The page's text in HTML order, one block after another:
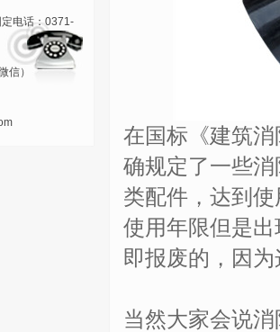
电话：0371-
信）
在国标《建筑
确规定了一些
类配件，达到
使用年限但是
即报废的，因
当然大家会说